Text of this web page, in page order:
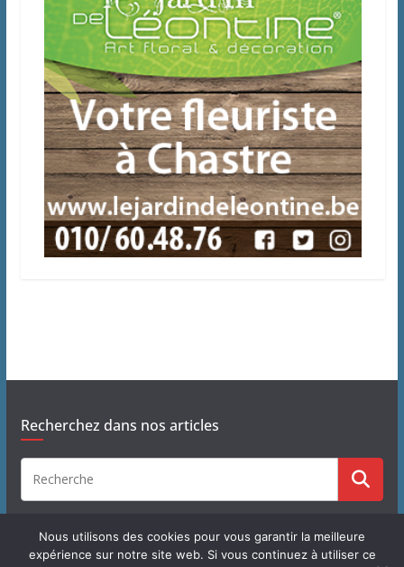
Recherchez dans nos articles
Nous utilisons des cookies pour vous garantir la meilleure
expérience sur notre site web. Si vous continuez à utiliser ce